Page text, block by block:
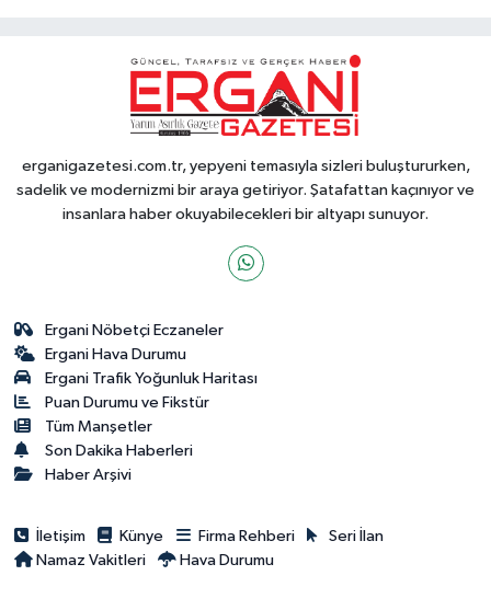
erganigazetesi.com.tr, yepyeni temasıyla sizleri buluştururken,
sadelik ve modernizmi bir araya getiriyor. Şatafattan kaçınıyor ve
insanlara haber okuyabilecekleri bir altyapı sunuyor.
Ergani Nöbetçi Eczaneler
Ergani Hava Durumu
Ergani Trafik Yoğunluk Haritası
Puan Durumu ve Fikstür
Tüm Manşetler
Son Dakika Haberleri
Haber Arşivi
İletişim Künye Firma Rehberi
Seri İlan
Namaz Vakitleri
Hava Durumu